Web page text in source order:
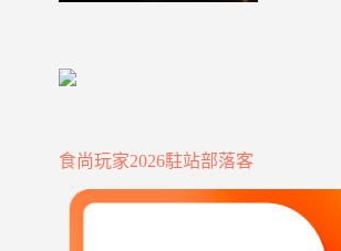
食尚玩家2026駐站部落客